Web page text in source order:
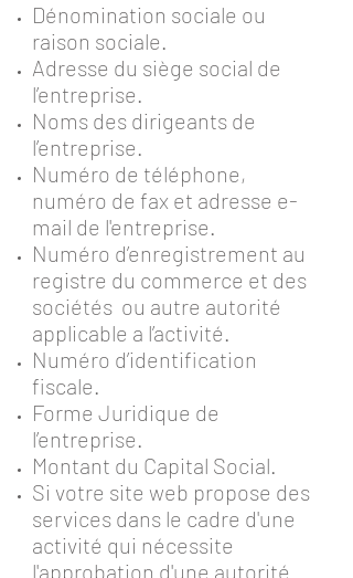
Dénomination sociale ou
raison sociale.
Adresse du siège social de
l’entreprise.
Noms des dirigeants de
l’entreprise.
Numéro de téléphone,
numéro de fax et adresse e-
mail de l'entreprise.
Numéro d’enregistrement au
registre du commerce et des
sociétés ou autre autorité
applicable a l’activité.
Numéro d’identification
fiscale.
Forme Juridique de
l’entreprise.
Montant du Capital Social.
Si votre site web propose des
services dans le cadre d'une
activité qui nécessite
l'approbation d'une autorité